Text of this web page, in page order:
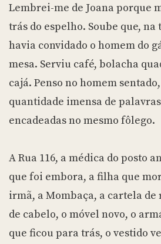
Lembrei-me de Joana porque
trás do espelho. Soube que,
havia convidado o homem do
mesa. Serviu café, bolacha
cajá. Penso no homem
quantidade imensa de
encadeadas no mesmo fôlego.
A Rua 116, a médica do posto
que foi embora, a filha que
irmã, a Mombaça, a cartela de
de cabelo, o móvel novo, o
que ficou para trás, o vestido